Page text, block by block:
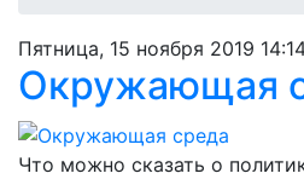
Пятница, 15 ноября 2019
Окружающая
Что можно сказать о